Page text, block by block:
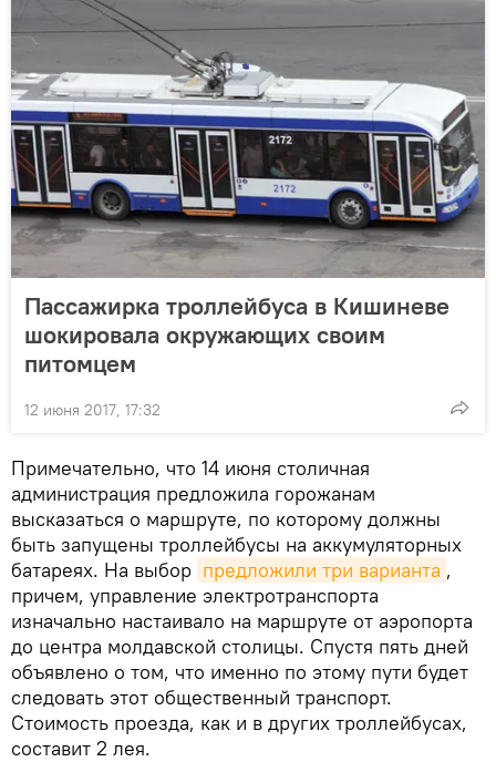
Пассажирка троллейбуса в Кишиневе
шокировала окружающих своим
питомцем
12 июня 2017, 17:32
Примечательно, что 14 июня столичная
администрация предложила горожанам
высказаться о маршруте, по которому должны
быть запущены троллейбусы на аккумуляторных
батареях. На выбор предложили три варианта ,
причем, управление электротранспорта
изначально настаивало на маршруте от аэропорта
до центра молдавской столицы. Спустя пять дней
объявлено о том, что именно по этому пути будет
следовать этот общественный транспорт.
Стоимость проезда, как и в других троллейбусах,
составит 2 лея.